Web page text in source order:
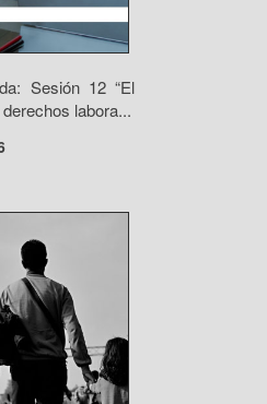
Sesión 12 “El
labora...